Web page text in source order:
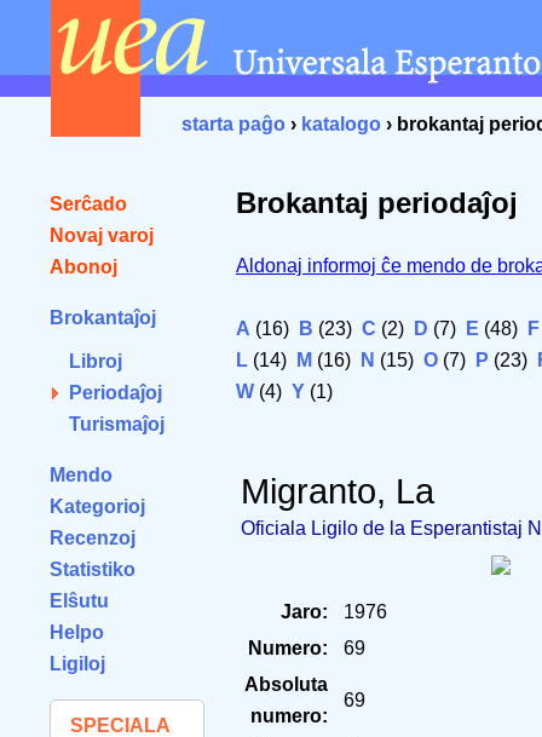
starta paĝo › katalogo › brokantaj
Serĉado
Novaj varoj
Abonoj
Brokantaĵoj
Libroj
Periodaĵoj
Turismaĵoj
Mendo
Kategorioj
Recenzoj
Statistiko
Elŝutu
Helpo
Ligiloj
SPECIALA
Brokantaj periodaĵoj
Aldonaj informoj ĉe mendo de
A (16) B (23) C (2) D (7) E (48) F
L (14) M (16) N (15) O (7) P (23)
W (4) Y (1)
Migranto, La
Oficiala Ligilo de la Esperantistaj
Jaro:
1976
Numero:
69
Absoluta
numero:
69